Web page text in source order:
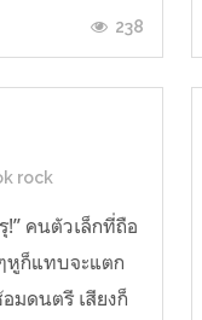
238
rock
!” คนตัวเล็กที่ถือ
หูก็แทบจะแตก
มดนตรี เสียงก็